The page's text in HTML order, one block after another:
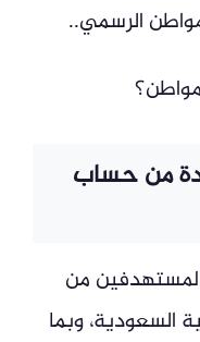
الرسمي..
من حساب
من
السعودية، وبما